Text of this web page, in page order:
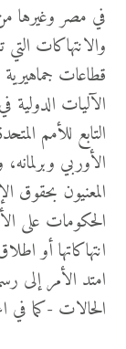
في مصر وغيرها
والانتهاكات
قطاعات
الآليات
التابع للأمم
الأوربي
المعنيون بحقوق
الحكومات على
انتهاكاتها أو
امتد الأمر إلى
الحالات -كما